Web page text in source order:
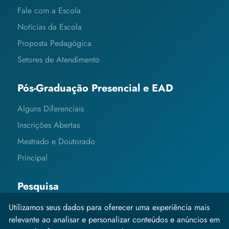
Fale com a Escola
Notícias da Escola
Proposta Pedagógica
Setores de Atendimento
Pós-Graduação Presencial e EAD
Alguns Diferenciais
Inscrições Abertas
Mestrado e Doutorado
Principal
Pesquisa
Editais e Informações
Grupos de Pesquisa
Utilizamos seus dados para oferecer uma experiência mais
relevante ao analisar e personalizar conteúdos e anúncios em